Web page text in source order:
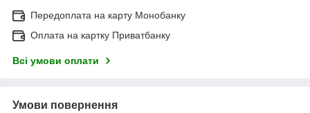
Передоплата на карту Монобанку
Оплата на картку Приватбанку
Всі умови оплати
Умови повернення